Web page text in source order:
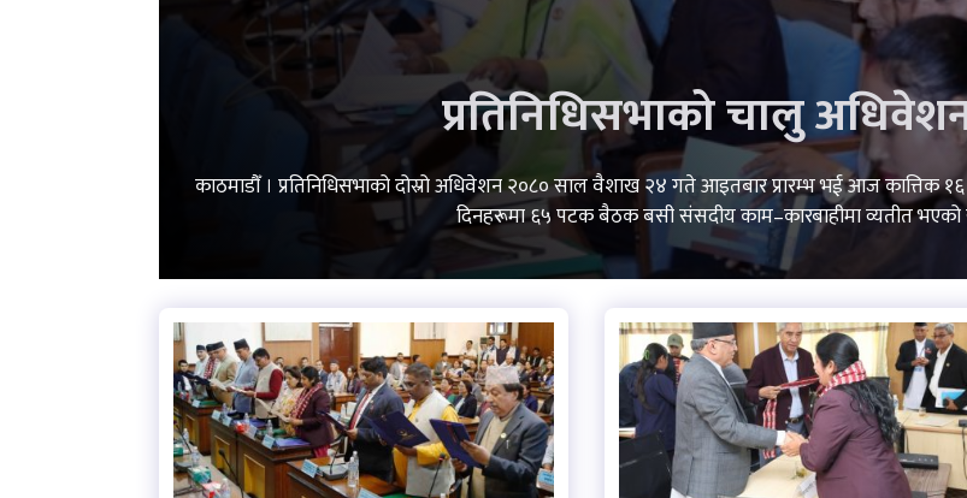
प्रतिनिधिसभाको चालु
काठमाडौँ । प्रतिनिधिसभाको दोस्रो अधिवेशन २०८० साल वैशाख २४ गते आइतबार प्रारम्भ भई आज कात्तिक
दिनहरूमा ६५ पटक बैठक बसी संसदीय काम–कारबाहीमा व्यतीत